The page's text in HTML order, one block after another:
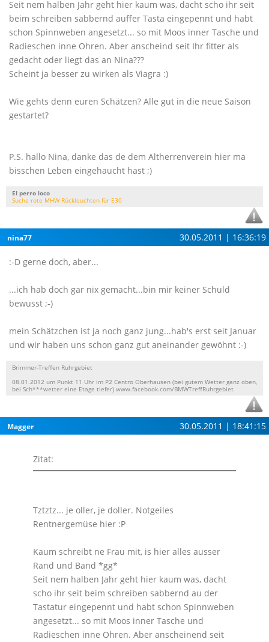
Seit nem halben Jahr geht hier kaum was, dacht scho ihr seit
beim schreiben sabbernd auffer Tasta eingepennt und habt
schon Spinnweben angesetzt... so mit Moos inner Tasche und
Radieschen inne Ohren. Aber anscheind seit Ihr fitter als
gedacht oder liegt das an Nina???
Scheint ja besser zu wirken als Viagra :)
Wie gehts denn euren Schätzen? Alle gut in die neue Saison
gestartet?
P.S. hallo Nina, danke das de dem Altherrenverein hier ma
bisschen Leben eingehaucht hast ;)
El perro loco
Suche rote MHW Rückleuchten für E30
nina77 30.05.2011 | 16:36:19
:-D gerne doch, aber...
...ich hab doch gar nix gemacht...bin mir keiner Schuld
bewusst ;-)
mein Schätzchen ist ja noch ganz jung...hab's erst seit Januar
und wir haben uns schon ganz gut aneinander gewöhnt :-)
Brimmer-Treffen Ruhrgebiet
08.01.2012 um Punkt 11 Uhr im P2 Centro Oberhausen (bei gutem Wetter ganz oben,
bei Sch***wetter eine Etage tiefer) www.facebook.com/BMWTreffRuhrgebiet
Magger 30.05.2011 | 18:41:15
Zitat:
Tztztz... je oller, je doller. Notgeiles
Rentnergemüse hier :P
Kaum schreibt ne Frau mit, is hier alles ausser
Rand und Band *gg*
Seit nem halben Jahr geht hier kaum was, dacht
scho ihr seit beim schreiben sabbernd au der
Tastatur eingepennt und habt schon Spinnweben
angesetzt... so mit Moos inner Tasche und
Radieschen inne Ohren. Aber anscheinend seit